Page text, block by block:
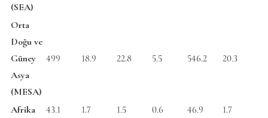
(SEA)
Orta
Doğu ve
Güney
Asya
(MESA)
499 18.9 22.8 5.5 546.2 20.3
Afrika 43.1 1.7 1.5 0.6 46.9
1.7